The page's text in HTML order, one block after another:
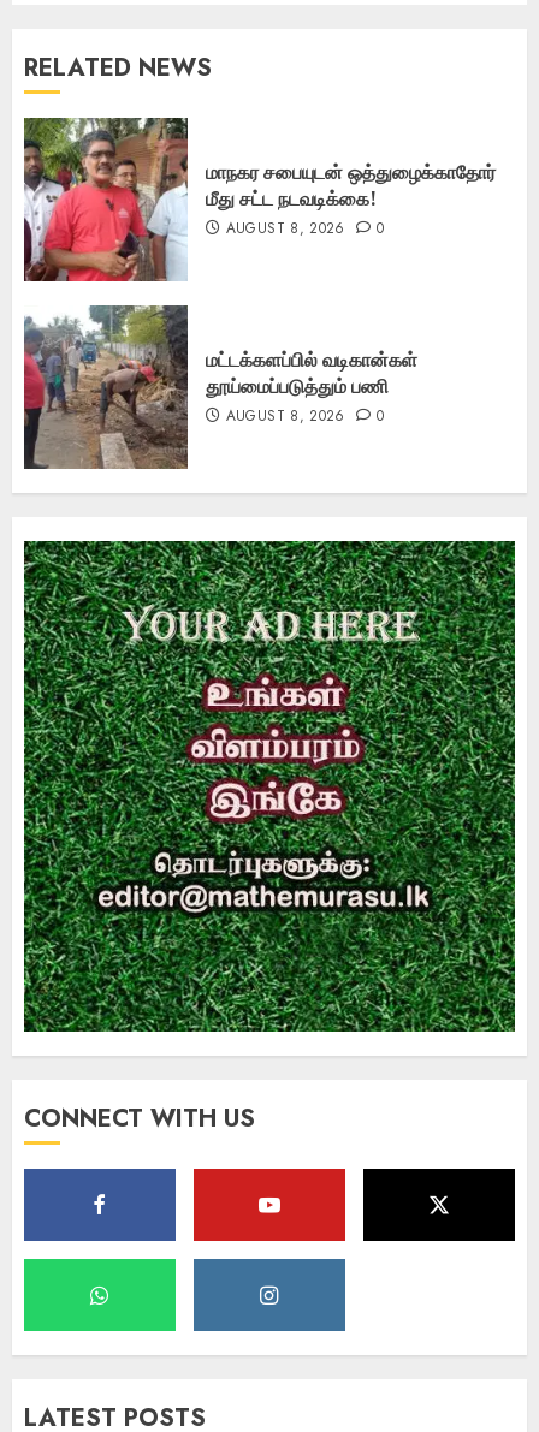
RELATED NEWS
மாநகர சபையுடன் ஒத்துழைக்காதோர்
மீது சட்ட நடவடிக்கை!
AUGUST 8, 2026 0
மட்டக்களப்பில் வடிகான்கள்
தூய்மைப்படுத்தும் பணி
AUGUST 8, 2026 0
CONNECT WITH US
LATEST POSTS